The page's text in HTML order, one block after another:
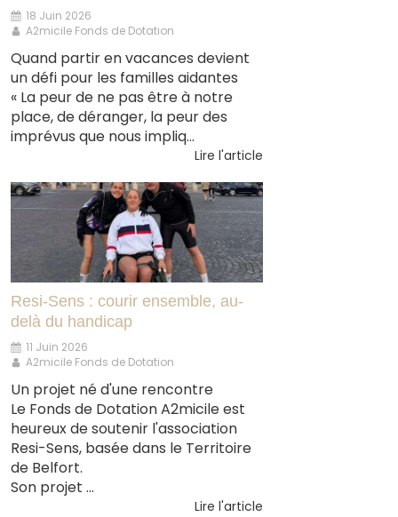
18 Juin 2026
A2micile Fonds de Dotation
Quand partir en vacances devient
un défi pour les familles aidantes
« La peur de ne pas être à notre
place, de déranger, la peur des
imprévus que nous impliq...
Lire l'article
Resi-Sens : courir ensemble, au-
delà du handicap
11 Juin 2026
A2micile Fonds de Dotation
Un projet né d'une rencontre
Le Fonds de Dotation A2micile est
heureux de soutenir l'association
Resi-Sens, basée dans le Territoire
de Belfort.
Son projet ...
Lire l'article